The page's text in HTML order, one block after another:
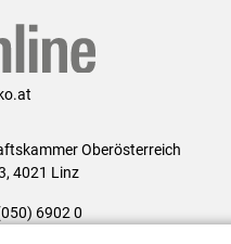
Oberösterreich
4021 Linz
6902 0